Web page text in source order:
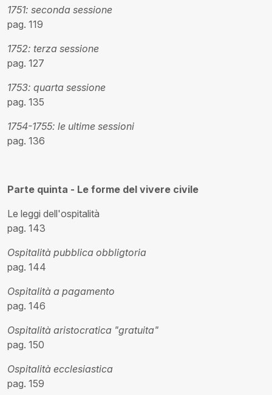
1751: seconda sessione
pag. 119
1752: terza sessione
pag. 127
1753: quarta sessione
pag. 135
1754-1755: le ultime sessioni
pag. 136
Parte quinta - Le forme del vivere civile
Le leggi dell'ospitalità
pag. 143
Ospitalità pubblica obbligtoria
pag. 144
Ospitalità a pagamento
pag. 146
Ospitalità aristocratica "gratuita"
pag. 150
Ospitalità ecclesiastica
pag. 159